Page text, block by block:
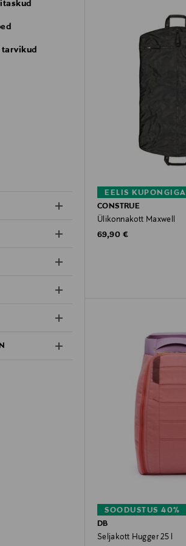
EELIS KUPONGIGA
CONSTRUE
Ülikonnakott Maxwell
Original Price
69,90 €
SOODUSTUS 40%
DB
Seljakott Hugger 25 l